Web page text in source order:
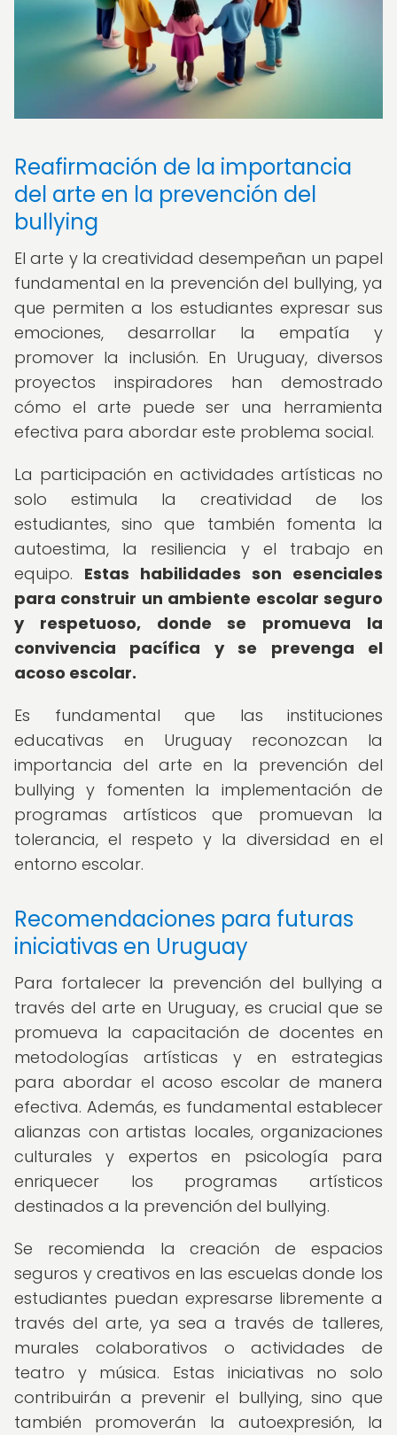
Reafirmación de la importancia
del arte en la prevención del
bullying
El arte y la creatividad desempeñan un papel
fundamental en la prevención del bullying, ya
que permiten a los estudiantes expresar sus
emociones, desarrollar la empatía y
promover la inclusión. En Uruguay, diversos
proyectos inspiradores han demostrado
cómo el arte puede ser una herramienta
efectiva para abordar este problema social.
La participación en actividades artísticas no
solo estimula la creatividad de los
estudiantes, sino que también fomenta la
autoestima, la resiliencia y el trabajo en
equipo. Estas habilidades son esenciales
para construir un ambiente escolar seguro
y respetuoso, donde se promueva la
convivencia pacífica y se prevenga el
acoso escolar.
Es fundamental que las instituciones
educativas en Uruguay reconozcan la
importancia del arte en la prevención del
bullying y fomenten la implementación de
programas artísticos que promuevan la
tolerancia, el respeto y la diversidad en el
entorno escolar.
Recomendaciones para futuras
iniciativas en Uruguay
Para fortalecer la prevención del bullying a
través del arte en Uruguay, es crucial que se
promueva la capacitación de docentes en
metodologías artísticas y en estrategias
para abordar el acoso escolar de manera
efectiva. Además, es fundamental establecer
alianzas con artistas locales, organizaciones
culturales y expertos en psicología para
enriquecer los programas artísticos
destinados a la prevención del bullying.
Se recomienda la creación de espacios
seguros y creativos en las escuelas donde los
estudiantes puedan expresarse libremente a
través del arte, ya sea a través de talleres,
murales colaborativos o actividades de
teatro y música. Estas iniciativas no solo
contribuirán a prevenir el bullying, sino que
también promoverán la autoexpresión, la